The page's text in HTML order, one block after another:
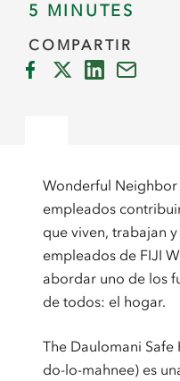
5 MINUTES
COMPARTIR
Wonderful
empleados
que viven, trabajan
empleados de FIJI
abordar uno de los
de todos: el hogar.
The Daulomani
do-lo-mahnee) es